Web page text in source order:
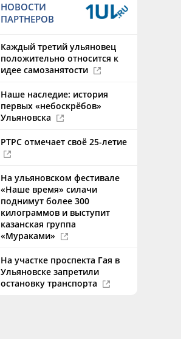
НОВОСТИ
ПАРТНЕРОВ
Каждый третий ульяновец
положительно относится к
идее самозанятости
Наше наследие: история
первых «небоскрёбов»
Ульяновска
РТРС отмечает своё 25-летие
На ульяновском фестивале
«Наше время» силачи
поднимут более 300
килограммов и выступит
казанская группа
«Мураками»
На участке проспекта Гая в
Ульяновске запретили
остановку транспорта